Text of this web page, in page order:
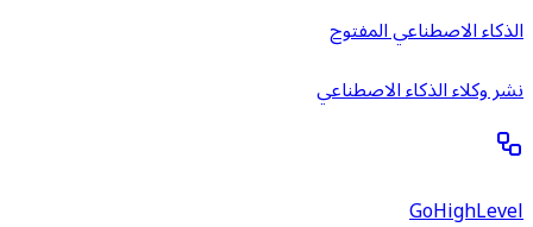
الذكاء الاصطناعي المفتوح
نشر وكلاء الذكاء الاصطناعي
GoHighLevel